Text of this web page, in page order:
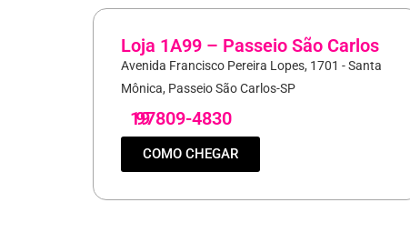
Loja 1A99 – Passeio São Carlos
Avenida Francisco Pereira Lopes, 1701 - Santa
Mônica, Passeio São Carlos-SP
19
97809-4830
COMO CHEGAR